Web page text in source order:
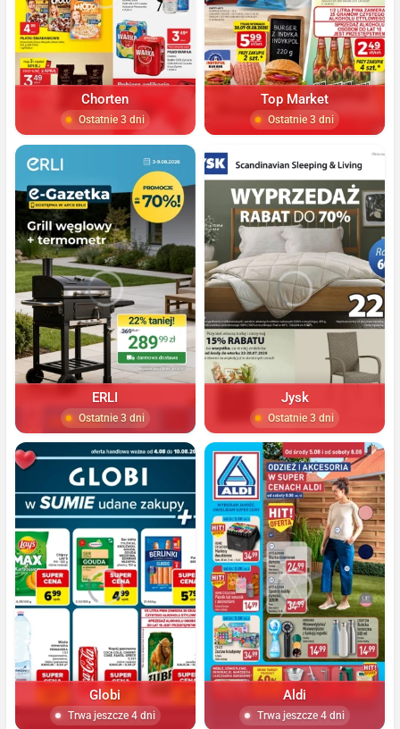
Chorten
Ostatnie 3 dni
Top Market
Ostatnie 3 dni
ERLI
Ostatnie 3 dni
Jysk
Ostatnie 3 dni
Globi
Trwa jeszcze 4 dni
Aldi
Trwa jeszcze 4 dni